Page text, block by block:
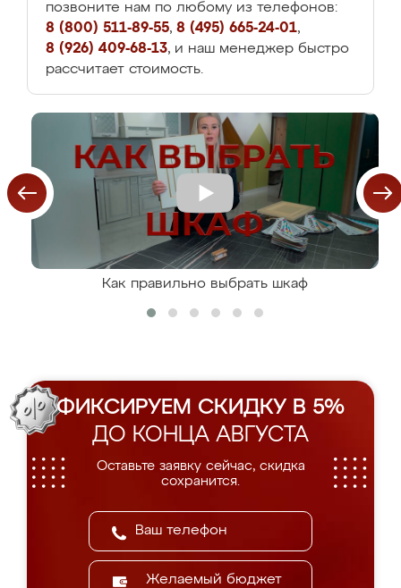
позвоните нам по любому из телефонов:
8 (800) 511-89-55, 8 (495) 665-24-01,
8 (926) 409-68-13, и наш менеджер быстро
рассчитает стоимость.
Как правильно выбрать шкаф
ФИКСИРУЕМ СКИДКУ В 5%
ДО КОНЦА АВГУСТА
Оставьте заявку сейчас, скидка
сохранится.
Желаемый бюджет